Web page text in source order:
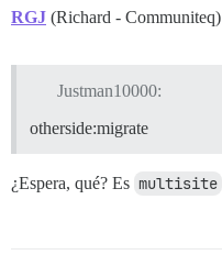
RGJ (Richard - Communiteq)
Justman10000:
otherside:migrate
¿Espera, qué? Es multisite